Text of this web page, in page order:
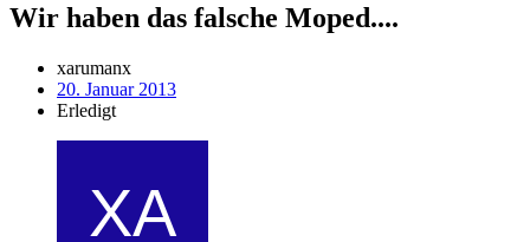
Wir haben das falsche Moped....
xarumanx
20. Januar 2013
Erledigt